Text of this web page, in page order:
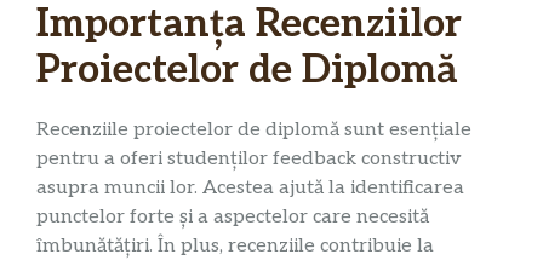
Importanța Recenziilor
Proiectelor de Diplomă
Recenziile proiectelor de diplomă sunt esențiale
pentru a oferi studenților feedback constructiv
asupra muncii lor. Acestea ajută la identificarea
punctelor forte și a aspectelor care necesită
îmbunătățiri. În plus, recenziile contribuie la